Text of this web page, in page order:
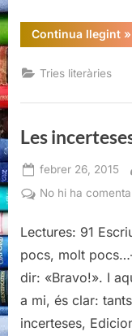
Continua llegint“La
»
Tries literàries
Les
Posted
on
febrer 26, 2015
No hi ha
Lectures: 91
pocs, molt
dir: «Bravo!». I
a mi, és clar:
incerteses,